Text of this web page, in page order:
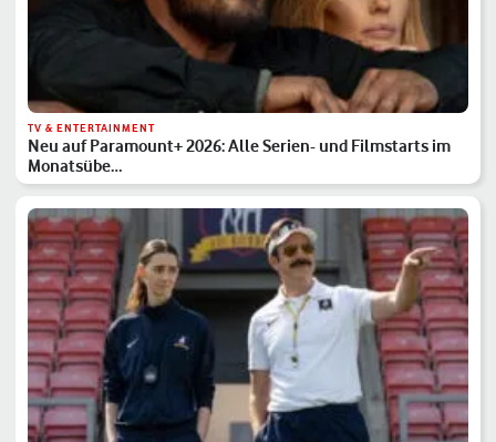
TV & ENTERTAINMENT
Neu auf Paramount+ 2026: Alle Serien- und Filmstarts im
Monatsübe…